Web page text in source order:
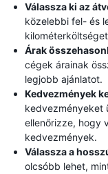
Válassza ki az
közelebbi fel- és
Árak
cégek árainak
legjobb ajánlatot.
Kedvezmények
kedvezményeket
ellenőrizze, hogy
kedvezmények.
Válassza a
olcsóbb lehet,